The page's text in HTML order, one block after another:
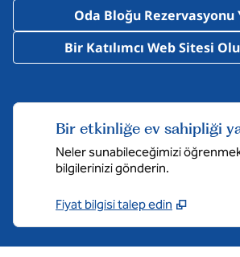
Oda Bloğu Rezervasyonu
Bir Katılımcı Web Sitesi
Bir etkinliğe ev sahipliği
Neler sunabileceğimizi
bilgilerinizi gönderin.
Fiyat bilgisi talep edin